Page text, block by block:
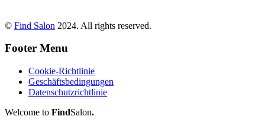
© Find Salon 2024. All rights reserved.
Footer Menu
Cookie-Richtlinie
Geschäftsbedingungen
Datenschutzrichtlinie
Welcome to FindSalon.